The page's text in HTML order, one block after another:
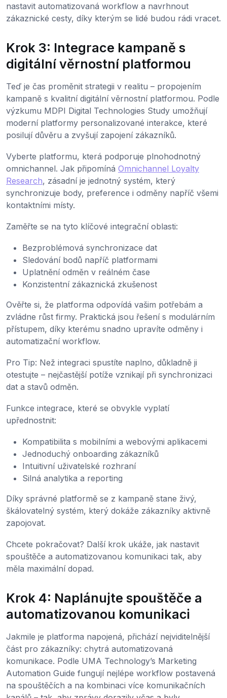
nastavit automatizovaná workflow a navrhnout
zákaznické cesty, díky kterým se lidé budou rádi vracet.
Krok 3: Integrace kampaně s
digitální věrnostní platformou
Teď je čas proměnit strategii v realitu – propojením
kampaně s kvalitní digitální věrnostní platformou. Podle
výzkumu MDPI Digital Technologies Study umožňují
moderní platformy personalizované interakce, které
posilují důvěru a zvyšují zapojení zákazníků.
Vyberte platformu, která podporuje plnohodnotný
omnichannel. Jak připomíná Omnichannel Loyalty
Research, zásadní je jednotný systém, který
synchronizuje body, preference i odměny napříč všemi
kontaktními místy.
Zaměřte se na tyto klíčové integrační oblasti:
Bezproblémová synchronizace dat
Sledování bodů napříč platformami
Uplatnění odměn v reálném čase
Konzistentní zákaznická zkušenost
Ověřte si, že platforma odpovídá vašim potřebám a
zvládne růst firmy. Praktická jsou řešení s modulárním
přístupem, díky kterému snadno upravíte odměny i
automatizační workflow.
Pro Tip: Než integraci spustíte naplno, důkladně ji
otestujte – nejčastější potíže vznikají při synchronizaci
dat a stavů odměn.
Funkce integrace, které se obvykle vyplatí
upřednostnit:
Kompatibilita s mobilními a webovými aplikacemi
Jednoduchý onboarding zákazníků
Intuitivní uživatelské rozhraní
Silná analytika a reporting
Díky správné platformě se z kampaně stane živý,
škálovatelný systém, který dokáže zákazníky aktivně
zapojovat.
Chcete pokračovat? Další krok ukáže, jak nastavit
spouštěče a automatizovanou komunikaci tak, aby
měla maximální dopad.
Krok 4: Naplánujte spouštěče a
automatizovanou komunikaci
Jakmile je platforma napojená, přichází nejviditelnější
část pro zákazníky: chytrá automatizovaná
komunikace. Podle UMA Technology’s Marketing
Automation Guide fungují nejlépe workflow postavená
na spouštěčích a na kombinaci více komunikačních